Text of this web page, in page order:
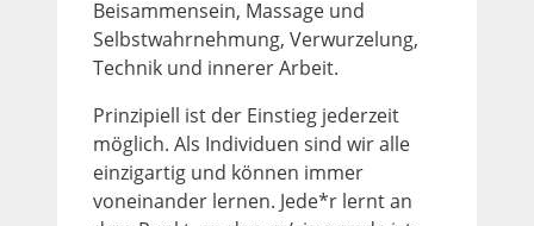
Beisammensein, Massage und
Selbstwahrnehmung, Verwurzelung,
Technik und innerer Arbeit.
Prinzipiell ist der Einstieg jederzeit
möglich. Als Individuen sind wir alle
einzigartig und können immer
voneinander lernen. Jede*r lernt an